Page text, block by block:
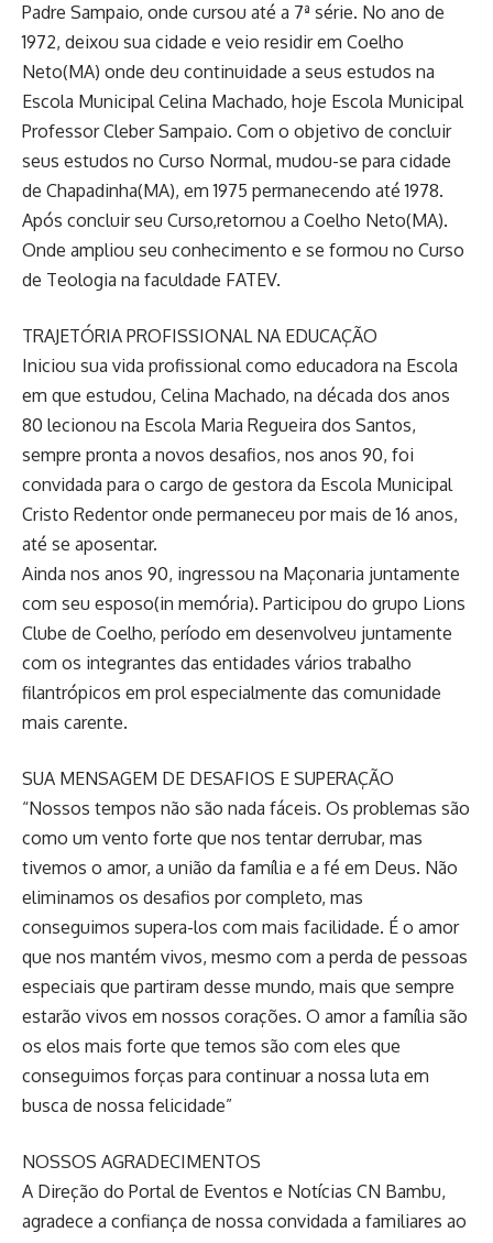
Padre Sampaio, onde cursou até a 7ª série. No ano de
1972, deixou sua cidade e veio residir em Coelho
Neto(MA) onde deu continuidade a seus estudos na
Escola Municipal Celina Machado, hoje Escola Municipal
Professor Cleber Sampaio. Com o objetivo de concluir
seus estudos no Curso Normal, mudou-se para cidade
de Chapadinha(MA), em 1975 permanecendo até 1978.
Após concluir seu Curso,retornou a Coelho Neto(MA).
Onde ampliou seu conhecimento e se formou no Curso
de Teologia na faculdade FATEV.
TRAJETÓRIA PROFISSIONAL NA EDUCAÇÃO
Iniciou sua vida profissional como educadora na Escola
em que estudou, Celina Machado, na década dos anos
80 lecionou na Escola Maria Regueira dos Santos,
sempre pronta a novos desafios, nos anos 90, foi
convidada para o cargo de gestora da Escola Municipal
Cristo Redentor onde permaneceu por mais de 16 anos,
até se aposentar.
Ainda nos anos 90, ingressou na Maçonaria juntamente
com seu esposo(in memória). Participou do grupo Lions
Clube de Coelho, período em desenvolveu juntamente
com os integrantes das entidades vários trabalho
filantrópicos em prol especialmente das comunidade
mais carente.
SUA MENSAGEM DE DESAFIOS E SUPERAÇÃO
“Nossos tempos não são nada fáceis. Os problemas são
como um vento forte que nos tentar derrubar, mas
tivemos o amor, a união da família e a fé em Deus. Não
eliminamos os desafios por completo, mas
conseguimos supera-los com mais facilidade. É o amor
que nos mantém vivos, mesmo com a perda de pessoas
especiais que partiram desse mundo, mais que sempre
estarão vivos em nossos corações. O amor a família são
os elos mais forte que temos são com eles que
conseguimos forças para continuar a nossa luta em
busca de nossa felicidade”
NOSSOS AGRADECIMENTOS
A Direção do Portal de Eventos e Notícias CN Bambu,
agradece a confiança de nossa convidada a familiares ao